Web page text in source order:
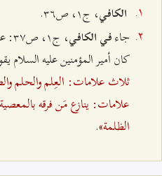
الكافي، ج۱، ص٣٦.
جاءفي الكافي
،
كان أمير المؤمنين عليه السلام
ثلاث علامات: العِلم والحلم
علامات: ينازع مَن فرقه
الظلمة».